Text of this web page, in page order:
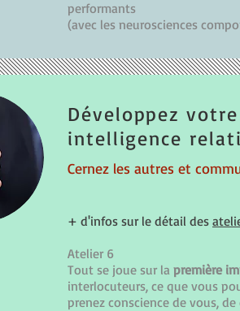
performants
(avec les neurosciences
Développez votre
intelligence
Cernez les autres et
+ d'infos sur le détail des
Atelier 6
Tout se joue sur la première
interlocuteurs, ce que vous
prenez conscience de vous,